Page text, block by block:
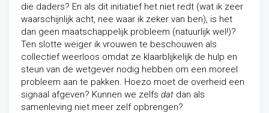
die daders? En als dit initiatief het niet redt (wat ik zeer
waarschijnlijk acht, nee waar ik zeker van ben), is het
dan geen maatschappelijk probleem (natuurlijk wel!)?
Ten slotte weiger ik vrouwen te beschouwen als
collectief weerloos omdat ze klaarblijkelijk de hulp en
steun van de wetgever nodig hebben om een moreel
probleem aan te pakken. Hoezo moet de overheid een
signaal afgeven? Kunnen we zelfs dat dan als
samenleving niet meer zelf opbrengen?